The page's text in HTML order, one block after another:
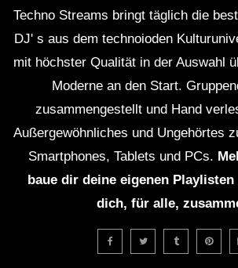
Techno Streams bringt täglich die
DJ' s aus dem technoioden
mit höchster Qualität in der Auswahl
Moderne an den Start.
zusammengestellt und Hand
Außergewöhnliches und Ungehörtes
Smartphones, Tablets und PCs.
baue dir deine eigenen
dich, für alle,